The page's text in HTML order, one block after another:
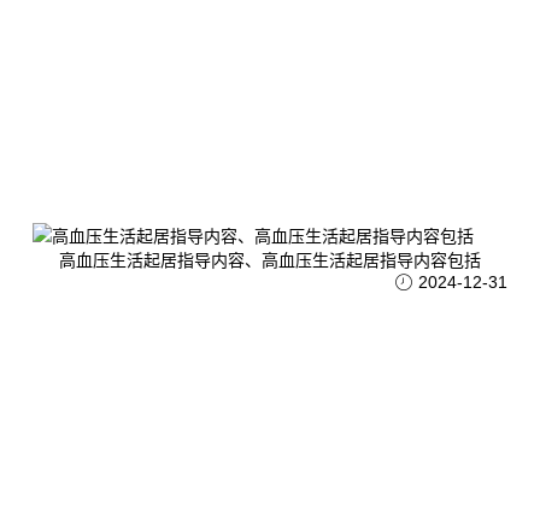
高血压生活起居指导内容、高血压生活起居指导内容包括
2024-12-31